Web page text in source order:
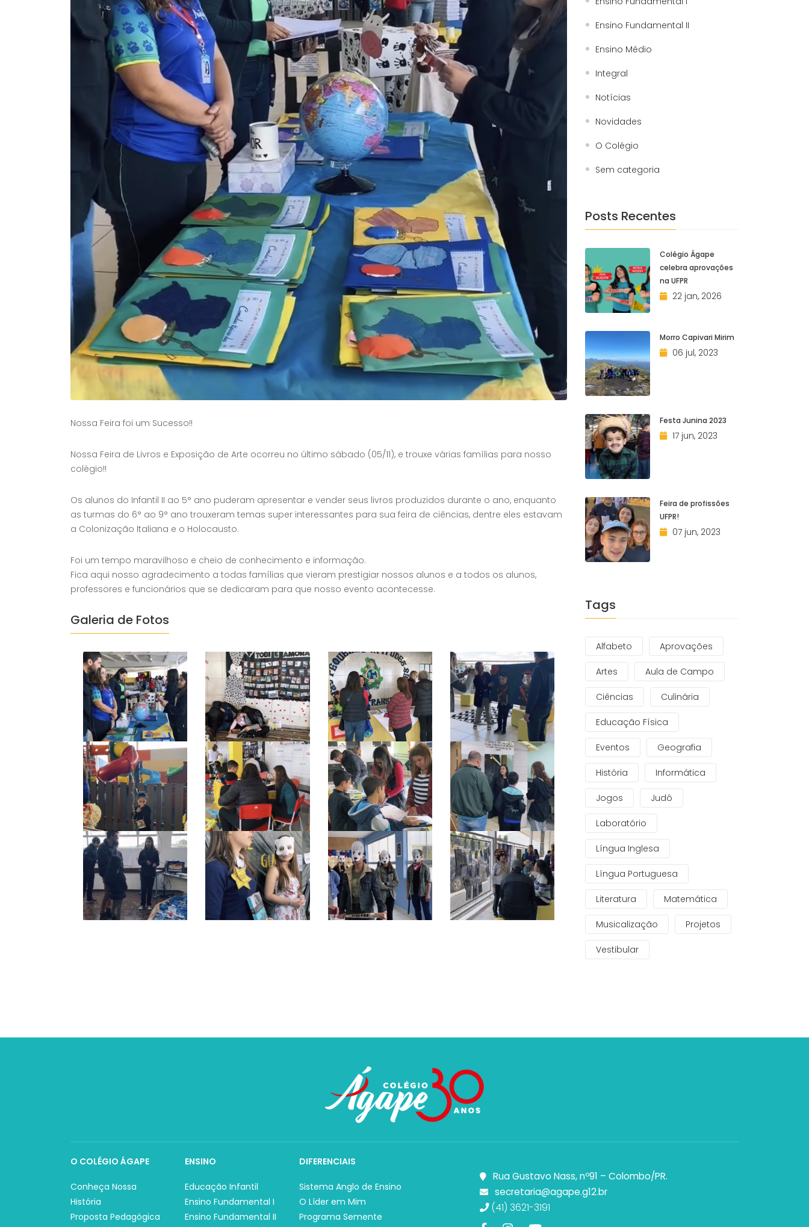
Nossa Feira foi um Sucesso!!
Nossa Feira de Livros e Exposição de Arte ocorreu no último sábado (05/11), e trouxe várias famílias para nosso
colégio!!
Os alunos do Infantil II ao 5° ano puderam apresentar e vender seus livros produzidos durante o ano, enquanto
as turmas do 6° ao 9° ano trouxeram temas super interessantes para sua feira de ciências, dentre eles estavam
a Colonização Italiana e o Holocausto.
Foi um tempo maravilhoso e cheio de conhecimento e informação.
Fica aqui nosso agradecimento a todas famílias que vieram prestigiar nossos alunos e a todos os alunos,
professores e funcionários que se dedicaram para que nosso evento acontecesse.
Galeria de Fotos
Ensino Fundamental II
Ensino Médio
Integral
Notícias
Novidades
O Colégio
Sem categoria
Posts Recentes
Colégio Ágape
celebra aprovações
na UFPR
22 jan, 2026
Morro Capivari Mirim
06 jul, 2023
Festa Junina 2023
17 jun, 2023
Feira de profissões
UFPR!
07 jun, 2023
Tags
Alfabeto Aprovações
Artes Aula de Campo
Ciências Culinária
Educação Física
Eventos Geografia
História Informática
Jogos Judô
Laboratório
Língua Inglesa
Língua Portuguesa
Literatura Matemática
Musicalização Projetos
Vestibular
O COLÉGIO ÁGAPE
Conheça Nossa
História
Proposta Pedagógica
ENSINO
Educação Infantil
Ensino Fundamental I
Ensino Fundamental II
DIFERENCIAIS
Sistema Anglo de Ensino
O Líder em Mim
Programa Semente
Rua Gustavo Nass, nº91 – Colombo/PR.
secretaria@agape.g12.br
(41) 3621-3191